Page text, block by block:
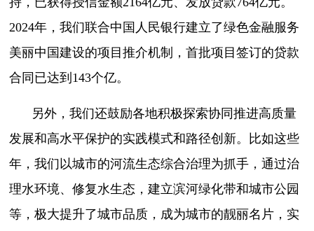
2024年，我们联合中国人民银行建立了绿色金融服务
美丽中国建设的项目推介机制，首批项目签订的贷款
合同已达到143个亿。
另外，我们还鼓励各地积极探索协同推进高质量
发展和高水平保护的实践模式和路径创新。比如这些
年，我们以城市的河流生态综合治理为抓手，通过治
理水环境、修复水生态，建立滨河绿化带和城市公园
等，极大提升了城市品质，成为城市的靓丽名片，实